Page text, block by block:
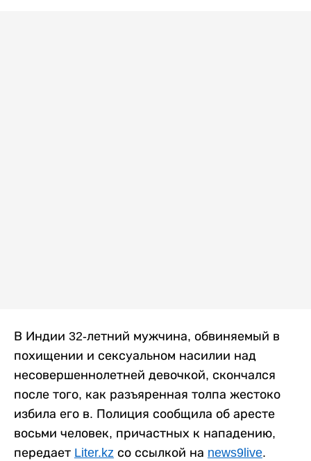
В Индии 32-летний мужчина, обвиняемый в
похищении и сексуальном насилии над
несовершеннолетней девочкой, скончался
после того, как разъяренная толпа жестоко
избила его в. Полиция сообщила об аресте
восьми человек, причастных к нападению,
передает Liter.kz со ссылкой на news9live.